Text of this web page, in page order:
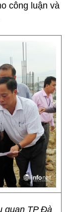
công luận và
quan TP Đà